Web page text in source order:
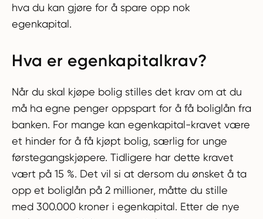
hva du kan gjøre for å spare opp nok
egenkapital.
Hva er egenkapitalkrav?
Når du skal kjøpe bolig stilles det krav om at du
må ha egne penger oppspart for å få boliglån fra
banken. For mange kan egenkapital-kravet være
et hinder for å få kjøpt bolig, særlig for unge
førstegangskjøpere. Tidligere har dette kravet
vært på 15 %. Det vil si at dersom du ønsket å ta
opp et boliglån på 2 millioner, måtte du stille
med 300.000 kroner i egenkapital. Etter de nye